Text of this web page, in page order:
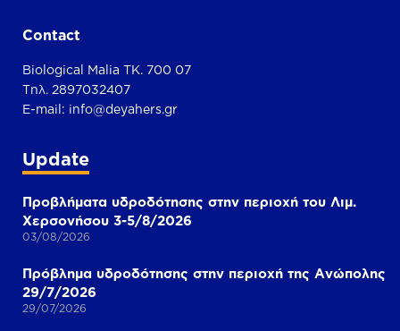
Contact
Biological Malia TK. 700 07
Τηλ. 2897032407
E-mail: info@deyahers.gr
Update
Προβλήματα υδροδότησης στην περιοχή του Λιμ.
Χερσονήσου 3-5/8/2026
03/08/2026
Πρόβλημα υδροδότησης στην περιοχή της Ανώπολης
29/7/2026
29/07/2026